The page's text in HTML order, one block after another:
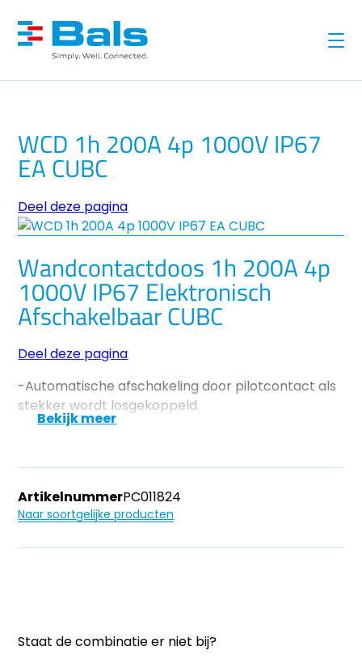
WCD 1h 200A 4p 1000V IP67
EA CUBC
Deel deze pagina
Wandcontactdoos 1h 200A 4p
1000V IP67 Elektronisch
Afschakelbaar CUBC
Deel deze pagina
-Automatische afschakeling door pilotcontact als
stekker wordt losgekoppeld.
Bekijk meer
ArtikelnummerPC011824
Naar soortgelijke producten
Staat de combinatie er niet bij?